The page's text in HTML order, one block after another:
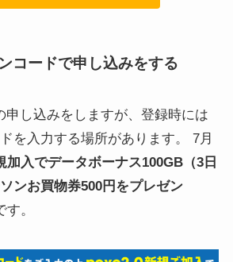
コードで申し込みをする
申し込みをしますが、登録時には
を入力する場所があります。 7月
加入でデータボーナス100GB（3日
ンお買物券500円をプレゼン
。